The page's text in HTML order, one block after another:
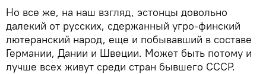
Но все же, на наш взгляд, эстонцы довольно
далекий от русских, сдержанный угро-финский
лютеранский народ, еще и побывавший в составе
Германии, Дании и Швеции. Может быть потому и
лучше всех живут среди стран бывшего СССР.